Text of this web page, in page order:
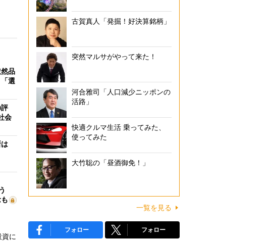
品
選
会
に
古賀真人「発掘！好決算銘柄」
突然マルサがやって来た！
河合雅司「人口減少ニッポンの
活路」
快適クルマ生活 乗ってみた、
使ってみた
大竹聡の「昼酒御免！」
一覧を見る
フォロー フォロー